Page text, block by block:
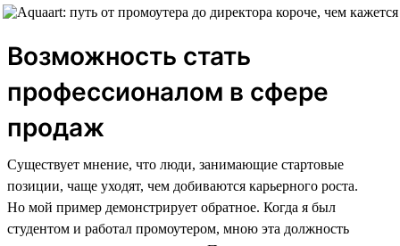
Возможность стать
профессионалом в сфере
продаж
Существует мнение, что люди, занимающие стартовые
позиции, чаще уходят, чем добиваются карьерного роста.
Но мой пример демонстрирует обратное. Когда я был
студентом и работал промоутером, мною эта должность